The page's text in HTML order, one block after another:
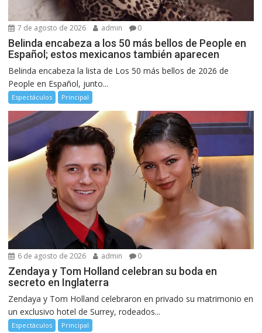
7 de agosto de 2026 admin 0
Belinda encabeza a los 50 más bellos de People en
Español; estos mexicanos también aparecen
Belinda encabeza la lista de Los 50 más bellos de 2026 de
People en Español, junto...
Espectáculos Principal
6 de agosto de 2026 admin 0
Zendaya y Tom Holland celebran su boda en
secreto en Inglaterra
Zendaya y Tom Holland celebraron en privado su matrimonio en
un exclusivo hotel de Surrey, rodeados...
Espectáculos Principal